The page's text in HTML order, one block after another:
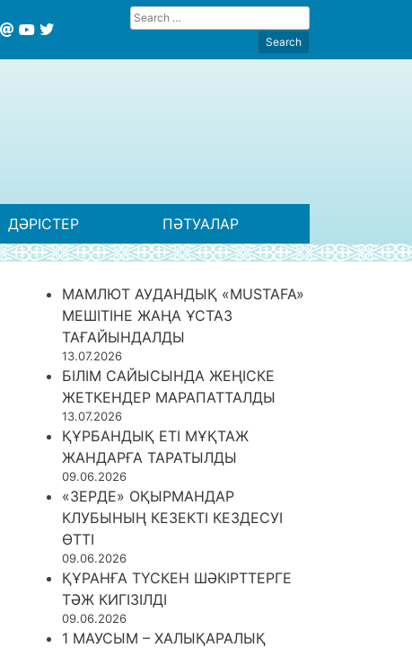
ДӘРІСТЕР ПӘТУАЛАР
МАМЛЮТ АУДАНДЫҚ «MUSTAFA»
МЕШІТІНЕ ЖАҢА ҰСТАЗ
ТАҒАЙЫНДАЛДЫ
13.07.2026
БІЛІМ САЙЫСЫНДА ЖЕҢІСКЕ
ЖЕТКЕНДЕР МАРАПАТТАЛДЫ
13.07.2026
ҚҰРБАНДЫҚ ЕТІ МҰҚТАЖ
ЖАНДАРҒА ТАРАТЫЛДЫ
09.06.2026
«ЗЕРДЕ» ОҚЫРМАНДАР
КЛУБЫНЫҢ КЕЗЕКТІ КЕЗДЕСУІ
ӨТТІ
09.06.2026
ҚҰРАНҒА ТҮСКЕН ШӘКІРТТЕРГЕ
ТӘЖ КИГІЗІЛДІ
09.06.2026
1 МАУСЫМ – ХАЛЫҚАРАЛЫҚ